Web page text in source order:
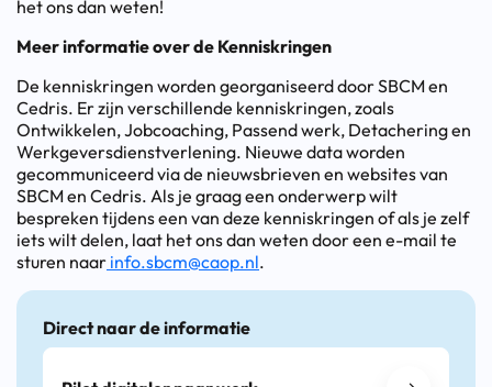
het ons dan weten!
Meer informatie over de Kenniskringen
De kenniskringen worden georganiseerd door SBCM en
Cedris. Er zijn verschillende kenniskringen, zoals
Ontwikkelen, Jobcoaching, Passend werk, Detachering en
Werkgeversdienstverlening. Nieuwe data worden
gecommuniceerd via de nieuwsbrieven en websites van
SBCM en Cedris. Als je graag een onderwerp wilt
bespreken tijdens een van deze kenniskringen of als je zelf
iets wilt delen, laat het ons dan weten door een e-mail te
sturen naar info.sbcm@caop.nl.
Direct naar de informatie